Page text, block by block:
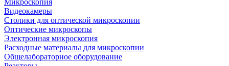
Микроскопия
Видеокамеры
Столики для оптической микроскопии
Оптические микроскопы
Электронная микроскопия
Расходные материалы для микроскопии
Общелабораторное оборудование